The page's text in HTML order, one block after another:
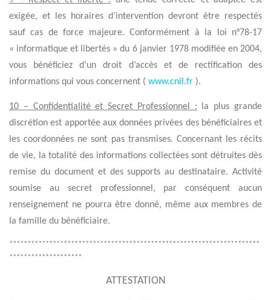
exigée, et les horaires d’intervention devront être respectés
sauf cas de force majeure. Conformément à la loi n°78-17
« informatique et libertés » du 6 janvier 1978 modifiée en 2004,
vous bénéficiez d’un droit d’accès et de rectification des
informations qui vous concernent ( www.cnil.fr ).
10 – Confidentialité et Secret Professionnel : la plus grande
discrétion est apportée aux données privées des bénéficiaires et
les coordonnées ne sont pas transmises. Concernant les récits
de vie, la totalité des informations collectées sont détruites dès
remise du document et des supports au destinataire. Activité
soumise au secret professionnel, par conséquent aucun
renseignement ne pourra être donné, même aux membres de
la famille du bénéficiaire.
*********************************************************************
********************
ATTESTATION